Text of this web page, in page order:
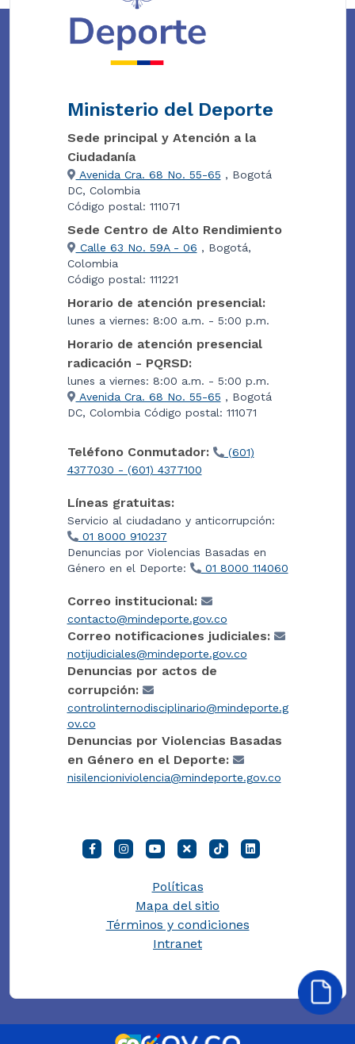
Ministerio del Deporte
Sede principal y Atención a la
Ciudadanía
Avenida Cra. 68 No. 55-65 , Bogotá
DC, Colombia
Código postal: 111071
Sede Centro de Alto Rendimiento
Calle 63 No. 59A - 06 , Bogotá,
Colombia
Código postal: 111221
Horario de atención presencial:
lunes a viernes: 8:00 a.m. - 5:00 p.m.
Horario de atención presencial
radicación - PQRSD:
lunes a viernes: 8:00 a.m. - 5:00 p.m.
Avenida Cra. 68 No. 55-65 , Bogotá
DC, Colombia Código postal: 111071
Teléfono Conmutador:
(601)
4377030 - (601) 4377100
Líneas gratuitas:
Servicio al ciudadano y anticorrupción:
01 8000 910237
Denuncias por Violencias Basadas en
Género en el Deporte:
01 8000 114060
Correo institucional:
contacto@mindeporte.gov.co
Correo notificaciones judiciales:
notijudiciales@mindeporte.gov.co
Denuncias por actos de
corrupción:
controlinternodisciplinario@mindeporte.g
ov.co
Denuncias por Violencias Basadas
en Género en el Deporte:
nisilencioniviolencia@mindeporte.gov.co
Políticas
Mapa del sitio
Términos y condiciones
Intranet